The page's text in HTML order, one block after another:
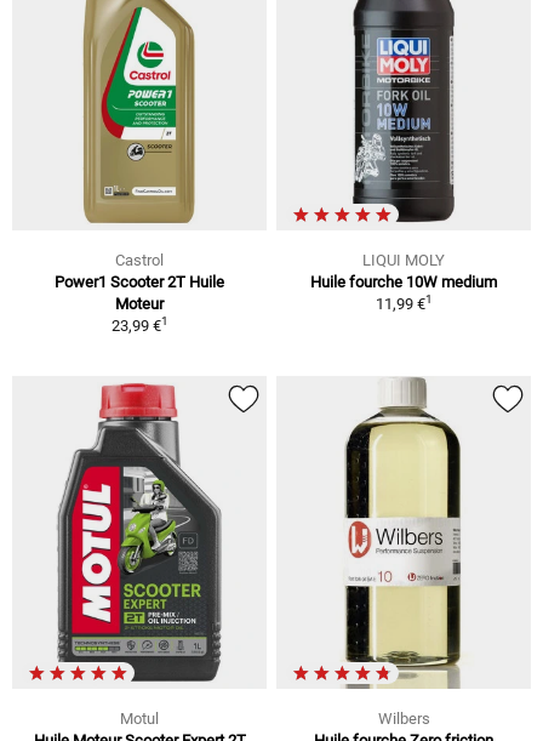
Castrol
Power1 Scooter 2T Huile
Moteur
23,99 €1
LIQUI MOLY
Huile fourche 10W medium
11,99 €1
Motul
Wilbers